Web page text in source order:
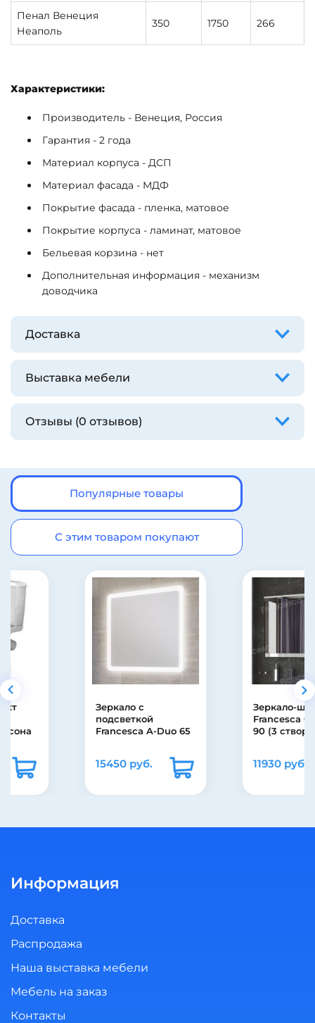
Пенал Венеция
Неаполь
350 1750 266
Характеристики:
Производитель - Венеция, Россия
Гарантия - 2 года
Материал корпуса - ДСП
Материал фасада - МДФ
Покрытие фасада - пленка, матовое
Покрытие корпуса - ламинат, матовое
Бельевая корзина - нет
Дополнительная информация - механизм
доводчика
Доставка
Выставка мебели
Отзывы (0 отзывов)
Популярные товары
С этим товаром покупают
Francesca A-Duo 65
15450 руб.
Зеркало-шкаф
Francesca Форест
90 (3 створки)
11930 руб.
Информация
Доставка
Распродажа
Наша выставка мебели
Мебель на заказ
Контакты